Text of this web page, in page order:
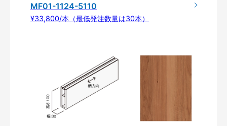
MF01-1124-5110
¥33,800/本（最低発注数量は30本）